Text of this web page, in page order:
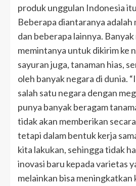
produk unggulan Indonesia
Beberapa diantaranya adalah
dan beberapa lainnya.
memintanya untuk dikirim ke
sayuran juga, tanaman hias,
oleh banyak negara di dunia.
salah satu negara dengan
punya banyak beragam
tidak akan memberikan
tetapi dalam bentuk kerja
kita lakukan, sehingga tidak
inovasi baru kepada varietas
melainkan bisa meningkatkan